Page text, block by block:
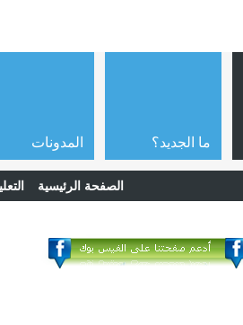
الصفحة الرئيسية
ما الجديد؟ المدونات